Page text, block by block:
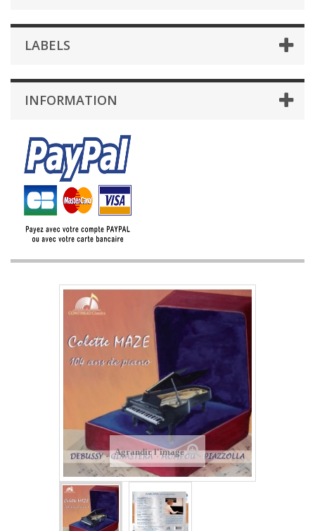
LABELS
INFORMATION
Agrandir l'image